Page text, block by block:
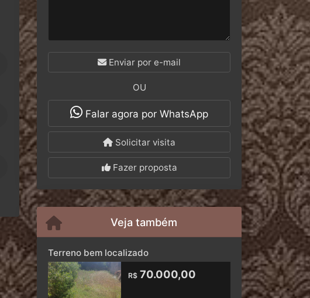
Enviar por e-mail
OU
Falar agora por WhatsApp
Solicitar visita
Fazer proposta
Veja também
Terreno bem localizado
R$70.000,00